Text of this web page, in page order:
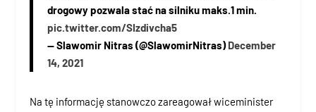
drogowy pozwala stać na silniku maks.1 min.
pic.twitter.com/SIzdivcha5
— Slawomir Nitras (@SlawomirNitras)December
14, 2021
Na tę informację stanowczo zareagował wiceminister